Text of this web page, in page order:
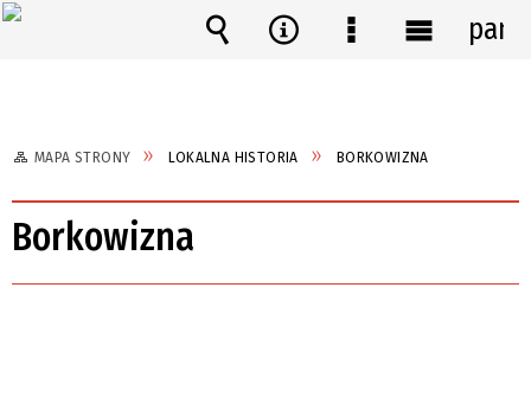
MAPA STRONY LOKALNA HISTORIA BORKOWIZNA
Borkowizna